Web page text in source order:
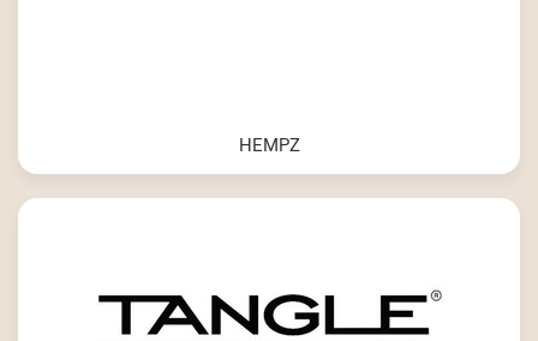
HEMPZ